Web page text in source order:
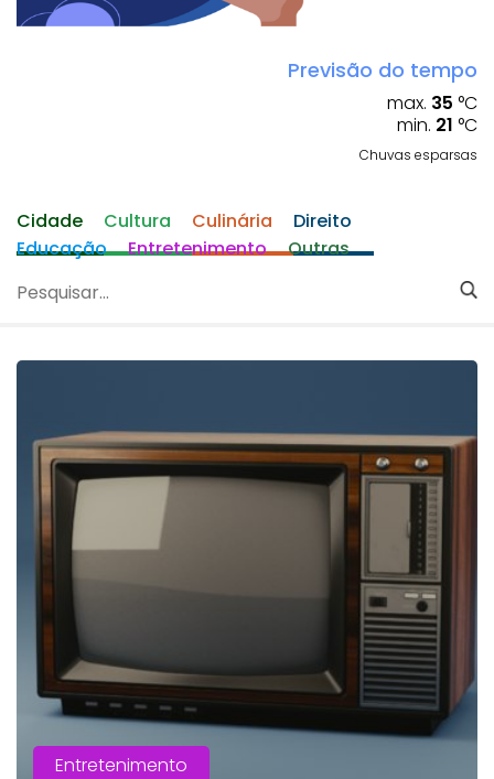
Previsão do tempo
max. 35 °C
min. 21 °C
Chuvas esparsas
Cidade Cultura Culinária
Direito
Educação
Entretenimento Outras
Entretenimento